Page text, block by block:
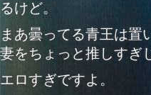
るけど。
まあ曇ってる青王は置
妻をちょっと推しすぎ
エロすぎですよ。